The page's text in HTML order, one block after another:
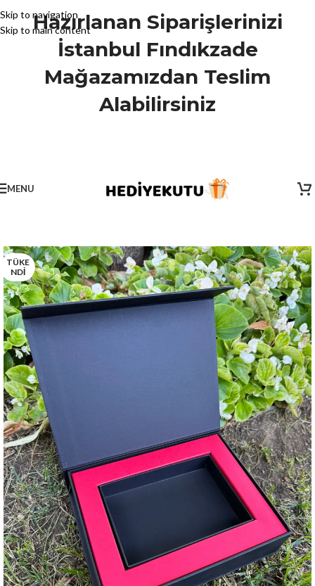
Skip to navigation
Skip to main content
Hazırlanan Siparişlerinizi
İstanbul Fındıkzade
Mağazamızdan Teslim
Alabilirsiniz
MENU
TÜKE
NDİ